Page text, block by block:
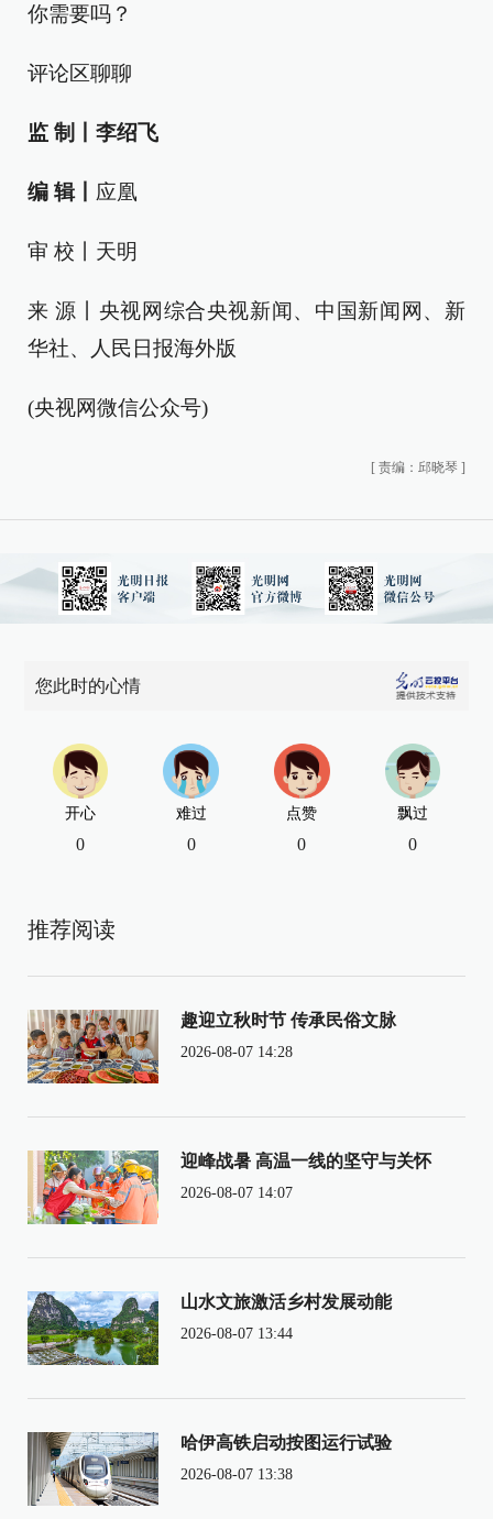
你需要吗？
评论区聊聊
监 制丨 李绍飞
编 辑丨 应凰
审 校丨天明
来 源丨央视网综合央视新闻、中国新闻网、新
华社、人民日报海外版
(央视网微信公众号)
[ 责编：邱晓琴 ]
您此时的心情
开心
0
难过
0
点赞
0
飘过
0
推荐阅读
趣迎立秋时节 传承民俗文脉
2026-08-07 14:28
迎峰战暑 高温一线的坚守与关怀
2026-08-07 14:07
山水文旅激活乡村发展动能
2026-08-07 13:44
哈伊高铁启动按图运行试验
2026-08-07 13:38